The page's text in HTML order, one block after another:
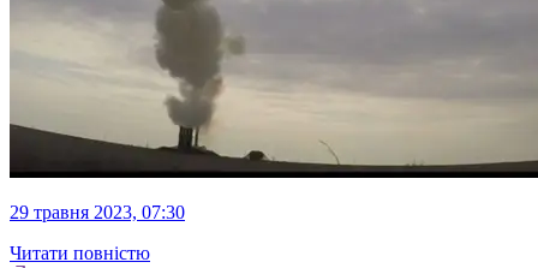
29 травня 2023, 07:30
Читати повністю